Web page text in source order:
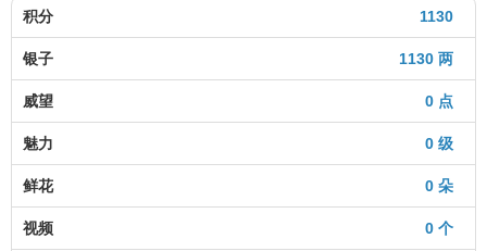
1130
积分
1130 两
银子
0 点
威望
0 级
魅力
0 朵
鲜花
0 个
视频